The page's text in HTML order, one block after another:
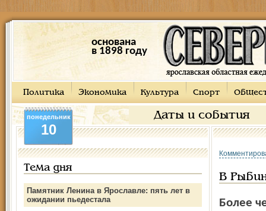
основана
в 1898 году
Политика Экономика Культура Спорт
Даты и события
понедельник
10
Тема дня
Памятник Ленина в Ярославле: пять лет в
ожидании пьедестала
В
Более